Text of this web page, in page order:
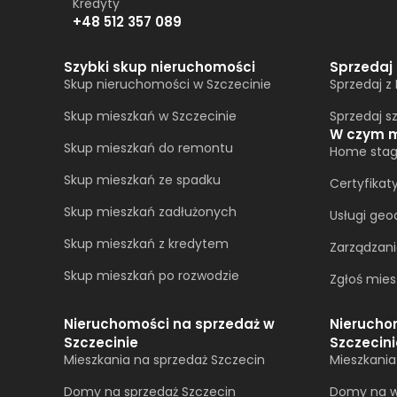
+48 512 357 089
Szybki skup nieruchomości
Skup nieruchomości w Szczecinie
Skup mieszkań w Szczecinie
Skup mieszkań do remontu
Skup mieszkań ze spadku
Skup mieszkań zadłużonych
Skup mieszkań z kredytem
Skup mieszkań po rozwodzie
Sprzedaj
Sprzedaj
Sprzedaj
W czym
Home
Usługi
Zgłoś
Nieruchomości na sprzedaż w
Szczecinie
Mieszkania na sprzedaż Szczecin
Domy na sprzedaż Szczecin
Domy na